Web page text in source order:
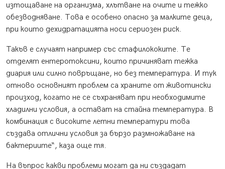
изтощаване на организма, хлътване на очите и тежко
обезводняване. Това е особено опасно за малките деца,
при които дехидратацията носи сериозен риск.
Такъв е случаят например със стафилококите. Те
отделят ентеротоксини, които причиняват тежка
диария или силно повръщане, но без температура. И тук
отново основният проблем са храните от животински
произход, когато не се съхраняват при необходимите
хладилни условия, а остават на стайна температура. В
комбинация с високите летни температури това
създава отлични условия за бързо размножаване на
бактериите“, каза още тя.
На въпрос какви проблеми могат да ни създадат